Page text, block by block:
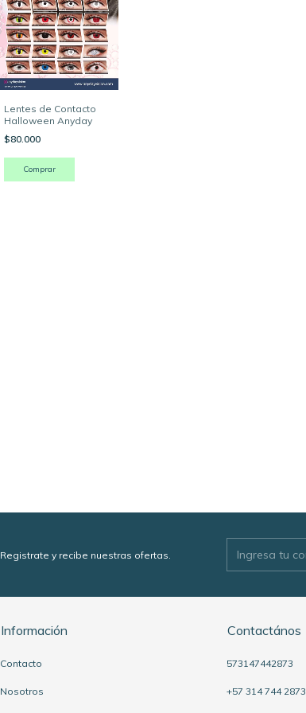
Lentes de Contacto
Halloween Anyday
$80.000
Comprar
Registrate y recibe nuestras ofertas.
Información
Contacto
Nosotros
Contactános
573147442873
+57 314 744 2873